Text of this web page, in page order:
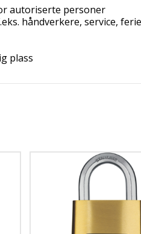
autoriserte personer
håndverkere, service,
plass